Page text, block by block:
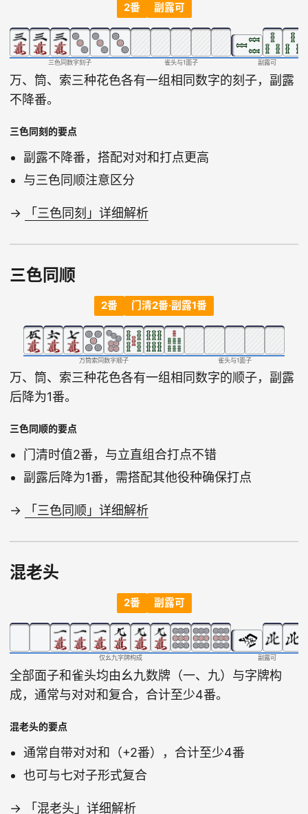
2番 副露可
三色同数字刻子 雀头与1面子 副露可
万、筒、索三种花色各有一组相同数字的刻子，副露
不降番。
三色同刻的要点
副露不降番，搭配对对和打点更高
与三色同顺注意区分
→ 「三色同刻」详细解析
三色同顺
2番 门清2番·副露1番
万筒索同数字顺子 雀头与1面子
万、筒、索三种花色各有一组相同数字的顺子，副露
后降为1番。
三色同顺的要点
门清时值2番，与立直组合打点不错
副露后降为1番，需搭配其他役种确保打点
→ 「三色同顺」详细解析
混老头
2番 副露可
仅幺九字牌构成 副露可
全部面子和雀头均由幺九数牌（一、九）与字牌构
成，通常与对对和复合，合计至少4番。
混老头的要点
通常自带对对和（+2番），合计至少4番
也可与七对子形式复合
→ 「混老头」详细解析